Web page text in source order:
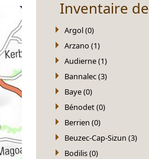
Inventaire
Argol (0)
Arzano (1)
Audierne (1)
Bannalec (3)
Baye (0)
Bénodet (0)
Berrien (0)
Beuzec-Cap-Sizun (3)
Bodilis (0)